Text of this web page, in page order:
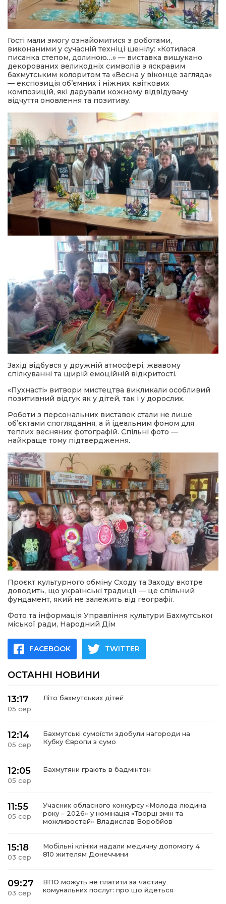
Гості мали змогу ознайомитися з роботами,
виконаними у сучасній техніці шенілу: «Котилася
писанка степом, долиною…» — виставка вишукано
декорованих великодніх символів з яскравим
бахмутським колоритом та «Весна у віконце загляда»
— експозиція об’ємних і ніжних квіткових
композицій, які дарували кожному відвідувачу
відчуття оновлення та позитиву.
Захід відбувся у дружній атмосфері, жвавому
спілкуванні та щирій емоційній відкритості.
«Пухнасті» витвори мистецтва викликали особливий
позитивний відгук як у дітей, так і у дорослих.
Роботи з персональних виставок стали не лише
об’єктами споглядання, а й ідеальним фоном для
теплих весняних фотографій. Спільні фото —
найкраще тому підтвердження.
Проєкт культурного обміну Сходу та Заходу вкотре
доводить, що українські традиції — це спільний
фундамент, який не залежить від географії.
Фото та інформація Управління культури Бахмутської
міської ради, Народний Дім
FACEBOOK TWITTER
ОСТАННІ НОВИНИ
13:17
05 сер
Літо бахмутських дітей
12:14
05 сер
Бахмутські сумоїсти здобули нагороди на
Кубку Європи з сумо
12:05
05 сер
Бахмутяни грають в бадмінтон
11:55
05 сер
Учасник обласного конкурсу «Молода людина
року – 2026» у номінація «Творці змін та
можливостей» Владислав Воробйов
15:18
03 сер
Мобільні клініки надали медичну допомогу 4
810 жителям Донеччини
09:27
03 сер
ВПО можуть не платити за частину
комунальних послуг: про що йдеться